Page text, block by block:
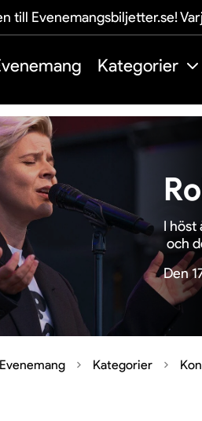
till Evenemangsbiljetter.se!
Kategorier
I höst
och
Den
Kategorier